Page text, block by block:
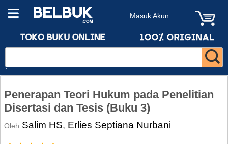
Masuk Akun
Penerapan Teori Hukum pada Penelitian
Disertasi dan Tesis (Buku 3)
Oleh Salim HS, Erlies Septiana Nurbani